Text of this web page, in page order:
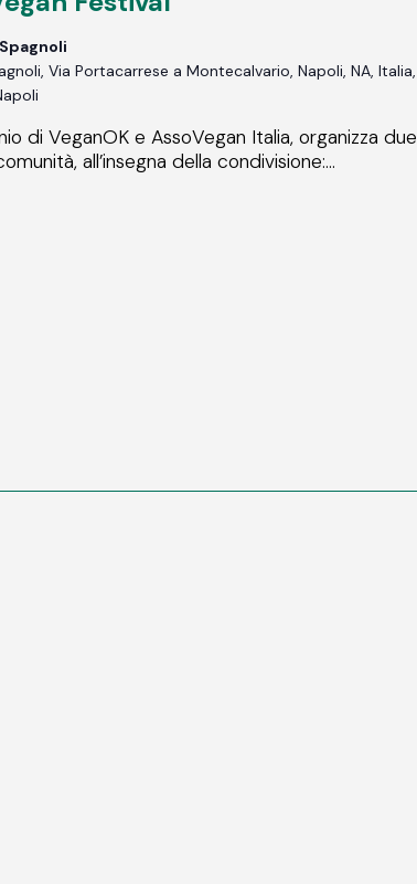
Via Portacarrese a Montecalvario, Napoli, NA, Italia,
di VeganOK e AssoVegan Italia, organizza due
all’insegna della condivisione:...